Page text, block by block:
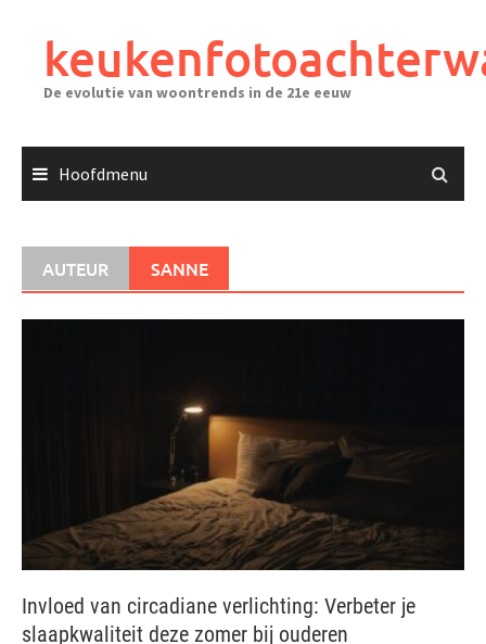
inhoudDe evolutie van woontrends in de 21e eeuw
Hoofdmenu
AUTEUR SANNE
Invloed van circadiane verlichting: Verbeter je
slaapkwaliteit deze zomer bij ouderen